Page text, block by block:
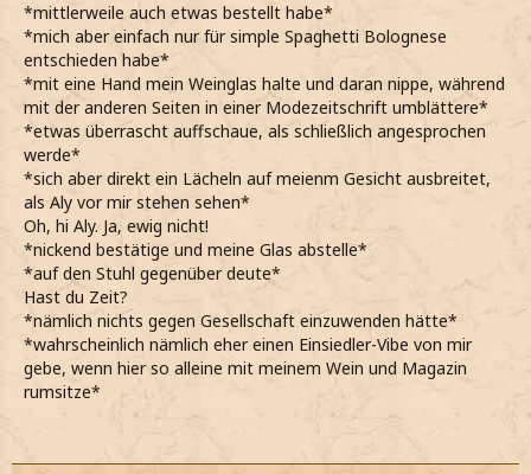
*mittlerweile auch etwas bestellt habe*
*mich aber einfach nur für simple Spaghetti Bolognese
entschieden habe*
*mit eine Hand mein Weinglas halte und daran nippe, während
mit der anderen Seiten in einer Modezeitschrift umblättere*
*etwas überrascht auffschaue, als schließlich angesprochen
werde*
*sich aber direkt ein Lächeln auf meienm Gesicht ausbreitet,
als Aly vor mir stehen sehen*
Oh, hi Aly. Ja, ewig nicht!
*nickend bestätige und meine Glas abstelle*
*auf den Stuhl gegenüber deute*
Hast du Zeit?
*nämlich nichts gegen Gesellschaft einzuwenden hätte*
*wahrscheinlich nämlich eher einen Einsiedler-Vibe von mir
gebe, wenn hier so alleine mit meinem Wein und Magazin
rumsitze*